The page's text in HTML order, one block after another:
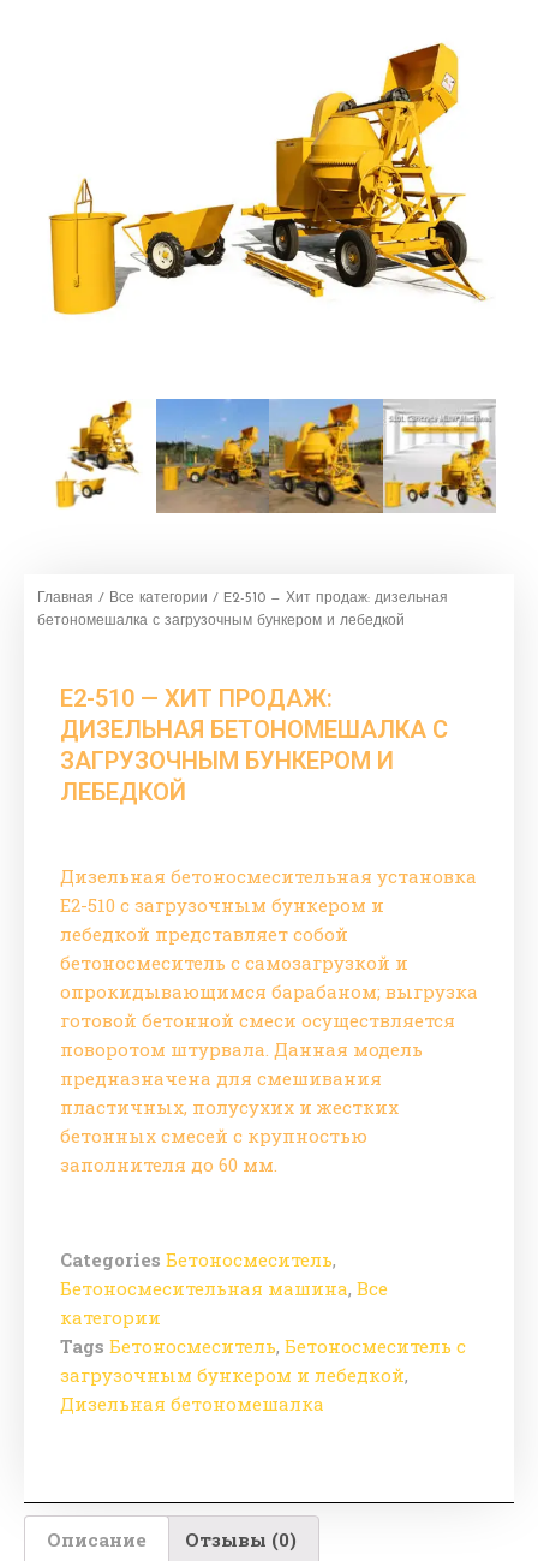
Главная / Все категории / E2-510 — Хит продаж: дизельная
бетономешалка с загрузочным бункером и лебедкой
E2-510 — ХИТ ПРОДАЖ:
ДИЗЕЛЬНАЯ БЕТОНОМЕШАЛКА С
ЗАГРУЗОЧНЫМ БУНКЕРОМ И
ЛЕБЕДКОЙ
Дизельная бетоносмесительная установка
E2-510 с загрузочным бункером и
лебедкой представляет собой
бетоносмеситель с самозагрузкой и
опрокидывающимся барабаном; выгрузка
готовой бетонной смеси осуществляется
поворотом штурвала. Данная модель
предназначена для смешивания
пластичных, полусухих и жестких
бетонных смесей с крупностью
заполнителя до 60 мм.
Categories Бетоносмеситель,
Бетоносмесительная машина, Все
категории
Tags Бетоносмеситель, Бетоносмеситель с
загрузочным бункером и лебедкой,
Дизельная бетономешалка
Описание Отзывы (0)